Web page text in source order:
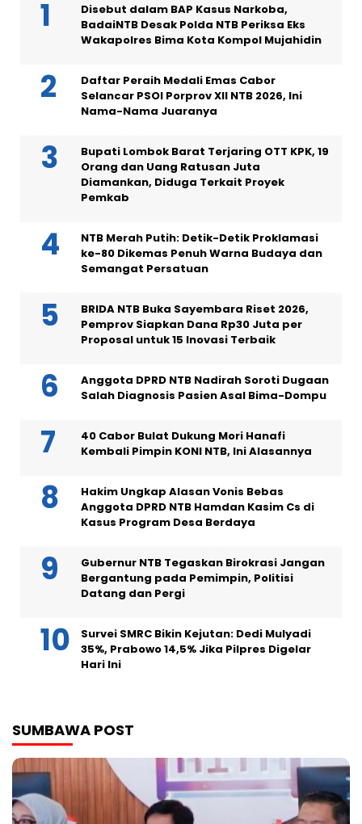
Disebut dalam BAP Kasus Narkoba,
BadaiNTB Desak Polda NTB Periksa Eks
Wakapolres Bima Kota Kompol Mujahidin
Daftar Peraih Medali Emas Cabor
Selancar PSOI Porprov XII NTB 2026, Ini
Nama-Nama Juaranya
Bupati Lombok Barat Terjaring OTT KPK, 19
Orang dan Uang Ratusan Juta
Diamankan, Diduga Terkait Proyek
Pemkab
NTB Merah Putih: Detik-Detik Proklamasi
ke-80 Dikemas Penuh Warna Budaya dan
Semangat Persatuan
BRIDA NTB Buka Sayembara Riset 2026,
Pemprov Siapkan Dana Rp30 Juta per
Proposal untuk 15 Inovasi Terbaik
Anggota DPRD NTB Nadirah Soroti Dugaan
Salah Diagnosis Pasien Asal Bima-Dompu
40 Cabor Bulat Dukung Mori Hanafi
Kembali Pimpin KONI NTB, Ini Alasannya
Hakim Ungkap Alasan Vonis Bebas
Anggota DPRD NTB Hamdan Kasim Cs di
Kasus Program Desa Berdaya
Gubernur NTB Tegaskan Birokrasi Jangan
Bergantung pada Pemimpin, Politisi
Datang dan Pergi
Survei SMRC Bikin Kejutan: Dedi Mulyadi
35%, Prabowo 14,5% Jika Pilpres Digelar
Hari Ini
SUMBAWA POST